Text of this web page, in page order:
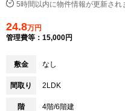
5時間以内に物件情報が更新され
24.8万円
管理費等：15,000円
敷金 なし
間取り 2LDK
階 4階/6階建